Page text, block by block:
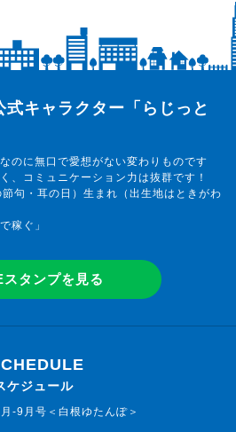
キャラクター「らじっと
のに無口で愛想がない変わりものです
、コミュニケーション力は抜群です！
句・耳の日）生まれ（出生地はときがわ
稼ぐ」
スタンプを見る
ケジュール
-9月号＜白根ゆたんぽ＞